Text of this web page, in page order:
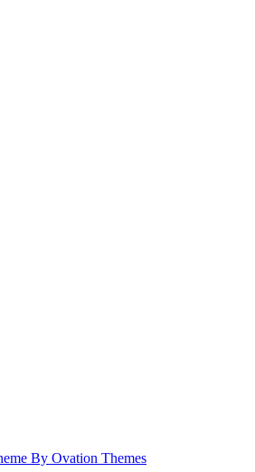
By Ovation Themes